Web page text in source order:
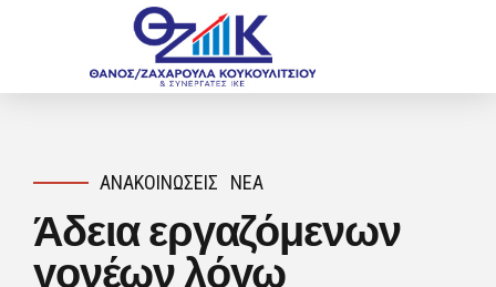
ΑΝΑΚΟΙΝΏΣΕΙΣ ΝΈΑ
Άδεια εργαζόμενων
γονέων λόγω